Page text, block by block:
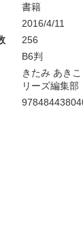
書籍
2016/4/11
256
B6判
きたみ あき
リーズ編集